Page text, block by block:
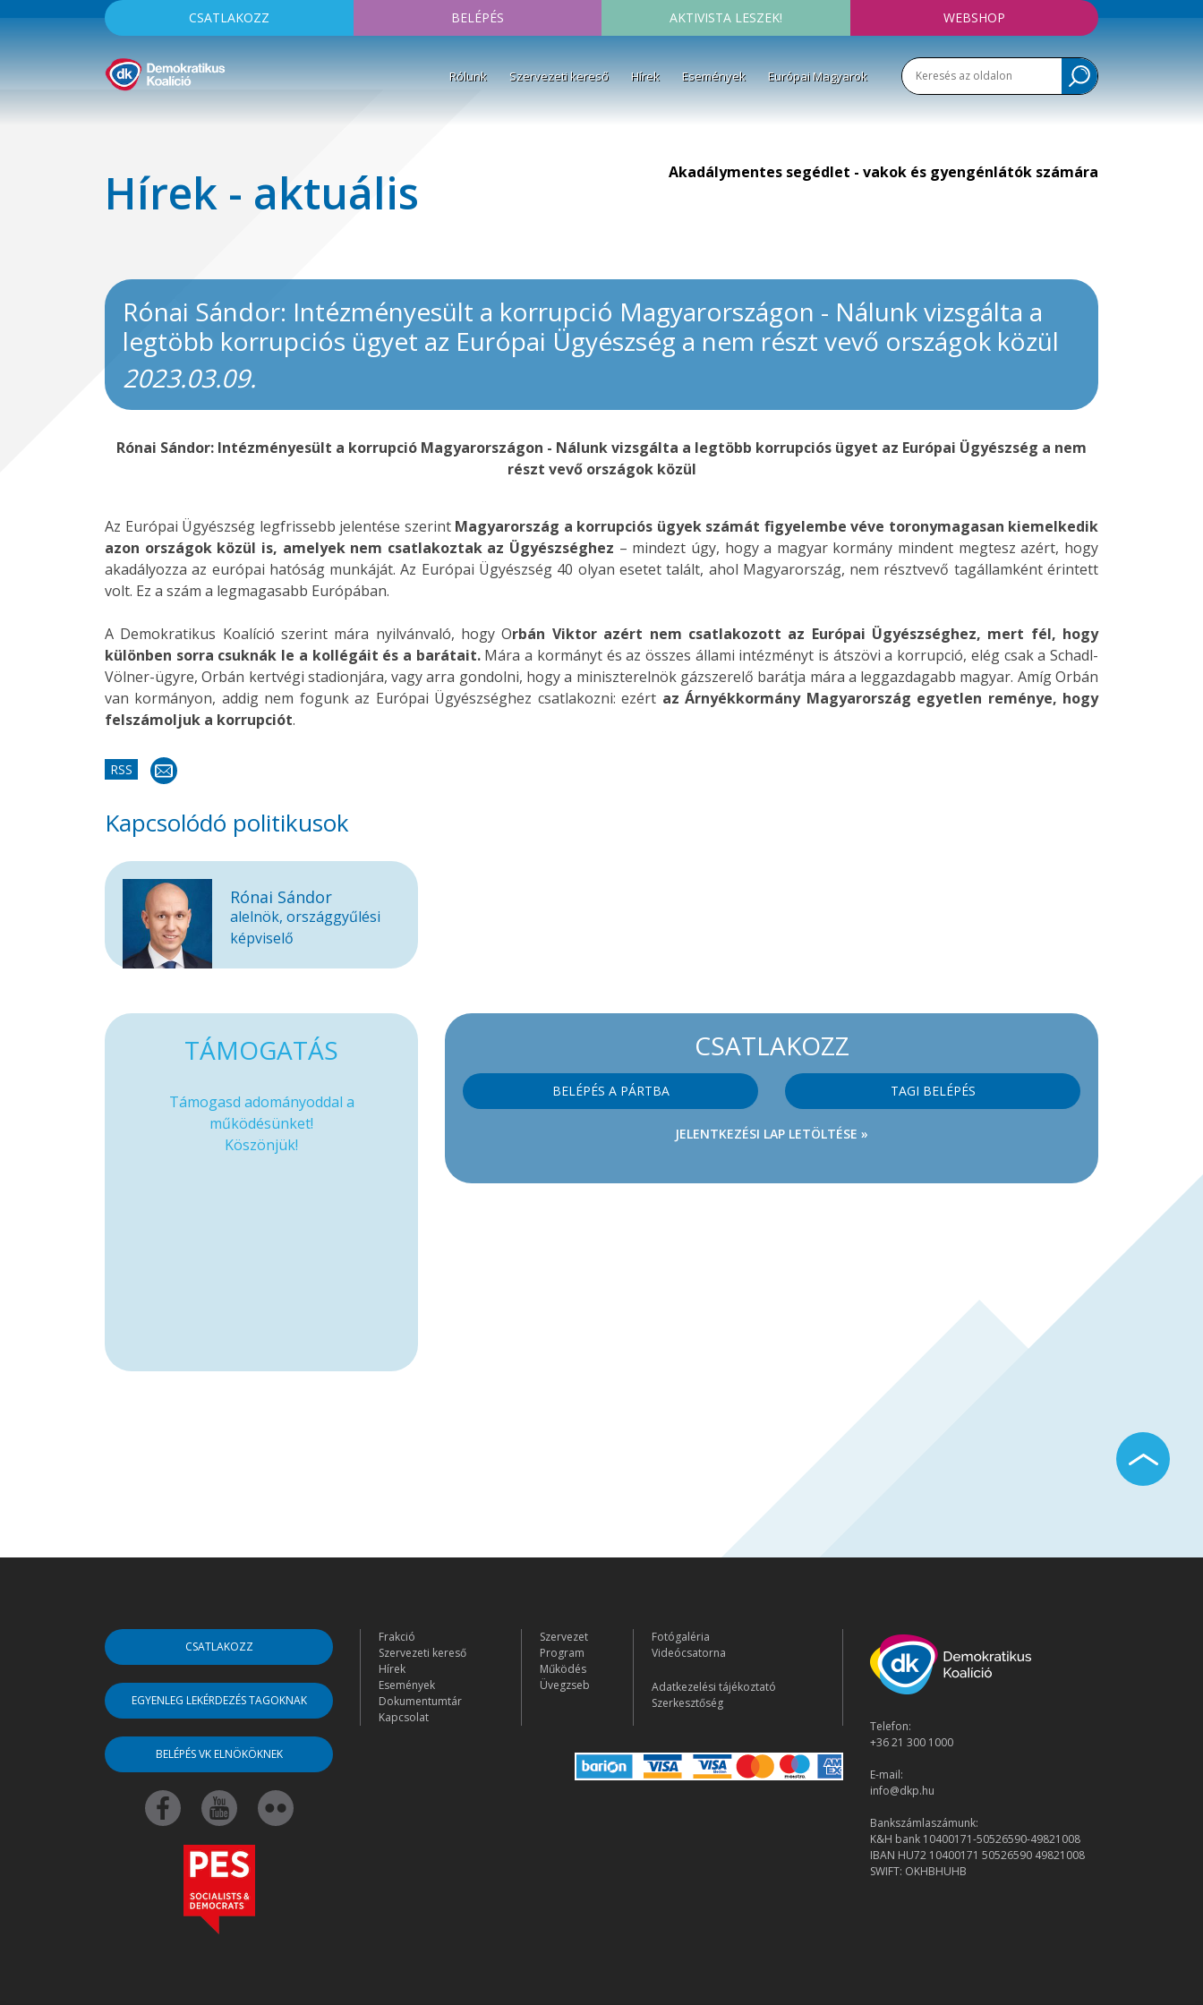
CSATLAKOZZ BELÉPÉS AKTIVISTA LESZEK! WEBSHOP
Rólunk Szervezeti kereső Hírek Események Európai Magyarok
Hírek - aktuális Akadálymentes segédlet - vakok és gyengénlátók számára
Rónai Sándor: Intézményesült a korrupció Magyarországon - Nálunk vizsgálta a
legtöbb korrupciós ügyet az Európai Ügyészség a nem részt vevő országok közül
2023.03.09.
Rónai Sándor: Intézményesült a korrupció Magyarországon - Nálunk vizsgálta a legtöbb korrupciós ügyet az Európai Ügyészség a nem
részt vevő országok közül
Az Európai Ügyészség legfrissebb jelentése szerint Magyarország a korrupciós ügyek számát figyelembe véve toronymagasan kiemelkedik
azon országok közül is, amelyek nem csatlakoztak az Ügyészséghez – mindezt úgy, hogy a magyar kormány mindent megtesz azért, hogy
akadályozza az európai hatóság munkáját. Az Európai Ügyészség 40 olyan esetet talált, ahol Magyarország, nem résztvevő tagállamként érintett
volt. Ez a szám a legmagasabb Európában.
A Demokratikus Koalíció szerint mára nyilvánvaló, hogy Orbán Viktor azért nem csatlakozott az Európai Ügyészséghez, mert fél, hogy
különben sorra csuknák le a kollégáit és a barátait.Mára a kormányt és az összes állami intézményt is átszövi a korrupció, elég csak a Schadl-
Völner-ügyre, Orbán kertvégi stadionjára, vagy arra gondolni, hogy a miniszterelnök gázszerelő barátja mára a leggazdagabb magyar. Amíg Orbán
van kormányon, addig nem fogunk az Európai Ügyészséghez csatlakozni: ezért az Árnyékkormány Magyarország egyetlen reménye, hogy
felszámoljuk a korrupciót.
RSS
Kapcsolódó politikusok
Rónai Sándor
alelnök, országgyűlési
képviselő
CSATLAKOZZ
BELÉPÉS A PÁRTBA TAGI BELÉPÉS
JELENTKEZÉSI LAP LETÖLTÉSE »
TÁMOGATÁS
Támogasd adományoddal a
működésünket!
Köszönjük!
CSATLAKOZZ
EGYENLEG LEKÉRDEZÉS TAGOKNAK
BELÉPÉS VK ELNÖKÖKNEK
Frakció
Szervezeti kereső
Hírek
Események
Dokumentumtár
Kapcsolat
Szervezet
Program
Működés
Üvegzseb
Fotógaléria
Videócsatorna
Adatkezelési tájékoztató
Szerkesztőség
Telefon:
+36 21 300 1000
E-mail:
info@dkp.hu
Bankszámlaszámunk:
K&H bank 10400171-50526590-49821008
IBAN HU72 10400171 50526590 49821008
SWIFT: OKHBHUHB